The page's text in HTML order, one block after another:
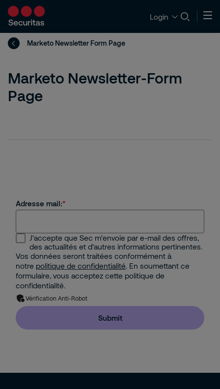
Login
Marketo Newsletter Form Page
Marketo Newsletter-Form
Page
Adresse mail:
J'accepte que Sec m'envoie par e-mail des offres,
des actualités et d'autres informations pertinentes.
Vos données seront traitées conformément à
notre politique de confidentialité. En soumettant ce
formulaire, vous acceptez cette politique de
confidentialité.
Vérification Anti-Robot
Submit